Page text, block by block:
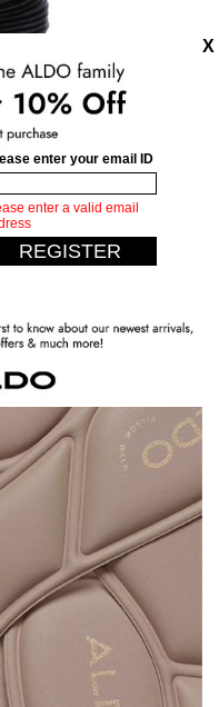
تأنقي براحة لا
توقع الغير متوقع مع أكثر
الاسفنج المكثف والنعال